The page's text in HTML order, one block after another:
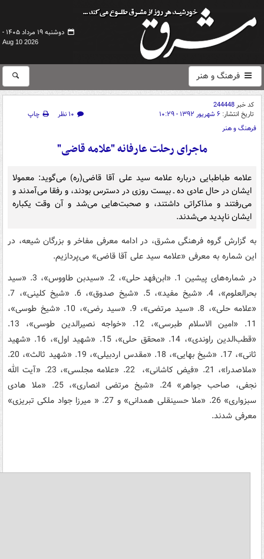
دوشنبه ۱۹ مرداد ۱۴۰۵ -
Aug 10 2026
فرهنگ و هنر
کد خبر244448
تاریخ انتشار: ۶ شهریور ۱۳۹۲ - ۱۰:۲۹ ۱۰ نظر
چاپ
فرهنگ و هنر
ماجرای رحلت عارفانه‌ "علامه قاضی"
علامه طباطبایی درباره علامه سید علی آقا قاضی(ره) می‌‌گوید: معمولا
ایشان در حال عادی ده ـ بیست روزی در دسترس بودند، و رفقا می‌آمدند و
می‌رفتند و مذاکراتی داشتند، و صحبت‌هایی می‌شد و آن وقت یکباره
ایشان ناپدید می‌شدند.
به گزارش گروه فرهنگی مشرق، در ادامه معرفی مفاخر و بزرگان شیعه، در
این شماره به معرفی «علامه سید علی آقا قاضی» می‌‌‌‌پردازیم.
در شماره‌‌های پیشین 1. «ابن‌فهد حلی»، 2. «سیدبن طاووس»، 3. «سید
بحرالعلوم»، 4. «شیخ مفید»، 5. «شیخ صدوق»، 6. «شیخ کلینی»، 7.
«علامه حلی»، 8. «سید مرتضی»، 9. «سید رضی»، 10. «شیخ طوسی»،
11. «امین الاسلام طبرسی»، 12. «خواجه نصیر‌الدین طوسی»، 13.
«قطب‌الدین راوندی»، 14. «محقق حلی»، 15. «شهید اول»، 16. «شهید
ثانی»، 17. «شیخ بهایی»، 18. «مقدس اردبیلی»، 19. «شهید ثالث»، 20.
«ملاصدرا»، 21. «فیض کاشانی»، 22. «علامه مجلسی»، 23. «آیت الله
نجفی، صاحب جواهر» 24. «شیخ مرتضی انصارى»، 25. «ملا هادی
سبزواری‏» 26. «ملا حسینقلی همدانی» و 27. « میرزا جواد ملکی تبریزی»
معرفی شدند.